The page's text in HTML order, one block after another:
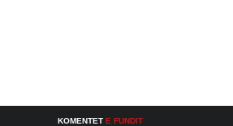
KOMENTET E FUNDIT